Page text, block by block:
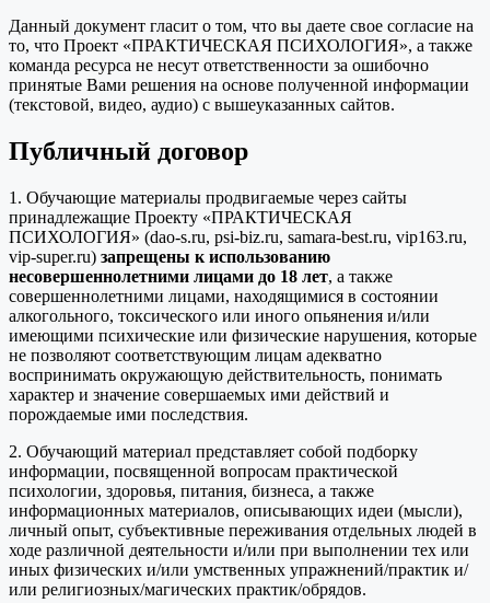
Данный документ гласит о том, что вы даете свое согласие на
то, что Проект «ПРАКТИЧЕСКАЯ ПСИХОЛОГИЯ», а также
команда ресурса не несут ответственности за ошибочно
принятые Вами решения на основе полученной информации
(текстовой, видео, аудио) с вышеуказанных сайтов.
Публичный договор
1. Обучающие материалы продвигаемые через сайты
принадлежащие Проекту «ПРАКТИЧЕСКАЯ
ПСИХОЛОГИЯ» (dao-s.ru, psi-biz.ru, samara-best.ru, vip163.ru,
vip-super.ru) запрещены к использованию
несовершеннолетними лицами до 18 лет, а также
совершеннолетними лицами, находящимися в состоянии
алкогольного, токсического или иного опьянения и/или
имеющими психические или физические нарушения, которые
не позволяют соответствующим лицам адекватно
воспринимать окружающую действительность, понимать
характер и значение совершаемых ими действий и
порождаемые ими последствия.
2. Обучающий материал представляет собой подборку
информации, посвященной вопросам практической
психологии, здоровья, питания, бизнеса, а также
информационных материалов, описывающих идеи (мысли),
личный опыт, субъективные переживания отдельных людей в
ходе различной деятельности и/или при выполнении тех или
иных физических и/или умственных упражнений/практик и/
или религиозных/магических практик/обрядов.